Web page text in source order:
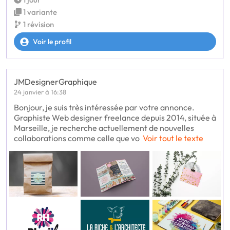
1 variante
1 révision
Voir le profil
JMDesignerGraphique
24 janvier à 16:38
Bonjour, je suis très intéressée par votre annonce.
Graphiste Web designer freelance depuis 2014, située à
Marseille, je recherche actuellement de nouvelles
collaborations comme celle que vo Voir tout le texte